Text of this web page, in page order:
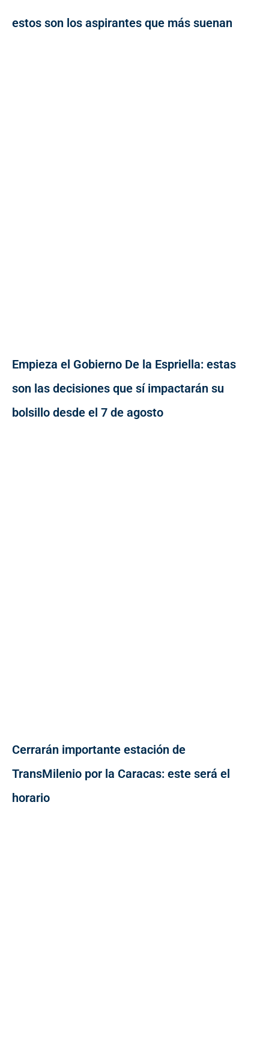
estos son los aspirantes que más suenan
Empieza el Gobierno De la Espriella: estas
son las decisiones que sí impactarán su
bolsillo desde el 7 de agosto
Cerrarán importante estación de
TransMilenio por la Caracas: este será el
horario